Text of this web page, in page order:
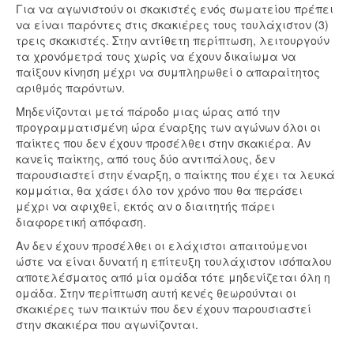
Για να αγωνιστούν οι σκακιστές ενός σωματείου πρέπει
να είναι παρόντες στις σκακιέρες τους τουλάχιστον (3)
τρεις σκακιστές. Στην αντίθετη περίπτωση, λειτουργούν
τα χρονόμετρά τους χωρίς να έχουν δικαίωμα να
παίξουν κίνηση μέχρι να συμπληρωθεί ο απαραίτητος
αριθμός παρόντων.
Μηδενίζονται μετά πάροδο μιας ώρας από την
προγραμματισμένη ώρα έναρξης των αγώνων όλοι οι
παίκτες που δεν έχουν προσέλθει στην σκακιέρα. Αν
κανείς παίκτης, από τους δύο αντιπάλους, δεν
παρουσιαστεί στην έναρξη, ο παίκτης που έχει τα λευκά
κομμάτια, θα χάσει όλο τον χρόνο που θα περάσει
μέχρι να αφιχθεί, εκτός αν ο διαιτητής πάρει
διαφορετική απόφαση.
Αν δεν έχουν προσέλθει οι ελάχιστοι απαιτούμενοι
ώστε να είναι δυνατή η επίτευξη τουλάχιστον ισόπαλου
αποτελέσματος από μία ομάδα τότε μηδενίζεται όλη η
ομάδα. Στην περίπτωση αυτή κενές θεωρούνται οι
σκακιέρες των παικτών που δεν έχουν παρουσιαστεί
στην σκακιέρα που αγωνίζονται.